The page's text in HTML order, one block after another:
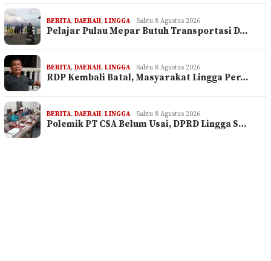
BERITA, DAERAH, LINGGA Sabtu 8 Agustus 2026
Pelajar Pulau Mepar Butuh Transportasi D…
BERITA, DAERAH, LINGGA Sabtu 8 Agustus 2026
RDP Kembali Batal, Masyarakat Lingga Per…
BERITA, DAERAH, LINGGA Sabtu 8 Agustus 2026
Polemik PT CSA Belum Usai, DPRD Lingga S…